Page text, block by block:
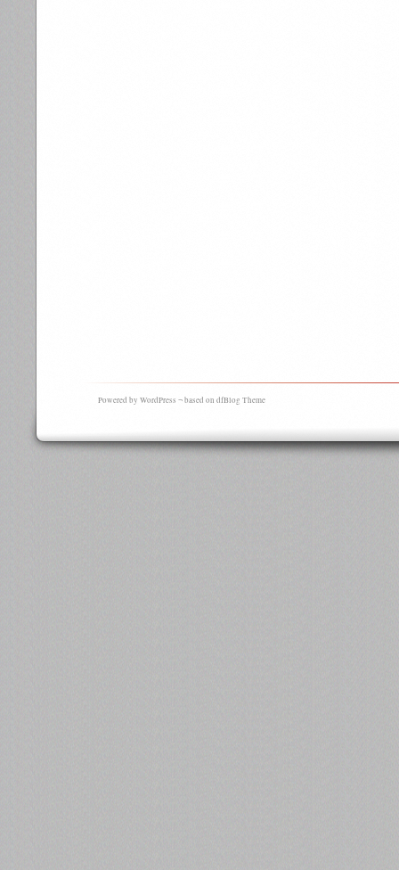
Powered by WordPress ¬ based on dfBlog Theme